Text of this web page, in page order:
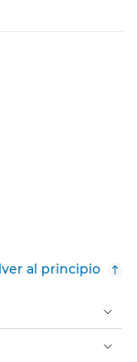
al principio